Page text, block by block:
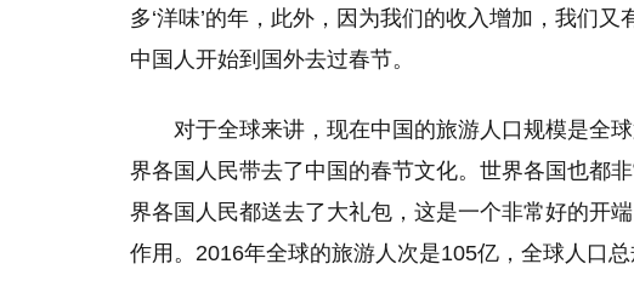
多‘洋味’的年，此外，因为我们的收入增加，我们
中国人开始到国外去过春节。
对于全球来讲，现在中国的旅游人口规模是全
界各国人民带去了中国的春节文化。世界各国也都
界各国人民都送去了大礼包，这是一个非常好的开
作用。2016年全球的旅游人次是105亿，全球人口